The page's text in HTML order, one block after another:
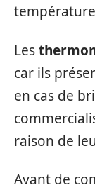
Les
car ils
en cas de
raison de
Avant de